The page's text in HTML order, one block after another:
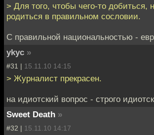
> Для того, чтобы чего-то добиться,
родиться в правильном сословии.
С правильной национальностью -
ykyc »
#31 | 15.11.10 14:15
> Журналист прекрасен.
на идиотский вопрос - строго
Sweet Death »
#32 | 15.11.10 14:17